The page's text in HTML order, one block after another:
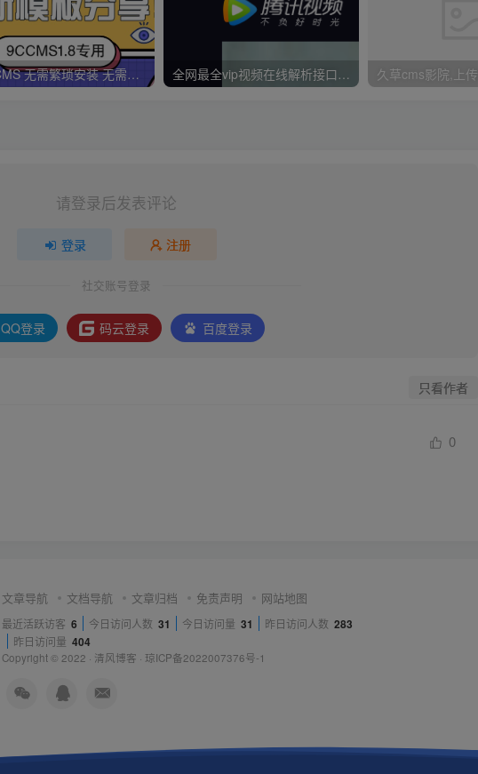
久草CMS 无需繁琐安装 无需配置CK 无需手动更新 一分钟拥有30000视频资源 全网最全vip视频在线解析接口收藏分享
请登录后发表评论
登录 注册
社交账号登录
QQ登录 码云登录 百度登录
只看作者
0
文章导航 文档导航 文章归档 免责声明 网站地图
最近活跃访客 6 今日访问人数 31 今日访问量 31 昨日访问人数 283
昨日访问量 404
Copyright © 2022 · 清风博客 · 琼ICP备2022007376号-1